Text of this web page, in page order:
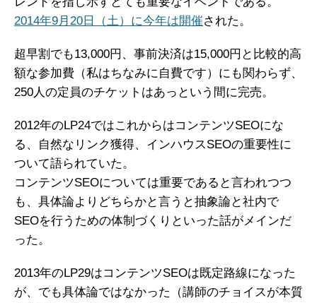
2014年9月20日（土）に今年は開催された。
超早割でも13,000円、事前決済は15,000円と比較的高
額な参加費（私はちなみに自費です）にも関わらず、
250人の定員のチケットはあっという間に完売。
2012年のLP24ではこれからはコンテンツSEOにな
る、自然なリンク獲得、インハウスSEOの重要性に
ついて語られていた。
コンテンツSEOについては重要であると言われつつ
も、具体論よりどちらかと言うと抽象論と社内で
SEOを行うための体制づくりといった話がメインだ
った。
2013年のLP29はコンテンツSEOは既定路線になった
が、でも具体論ではなかった（講師のチョイスが本質